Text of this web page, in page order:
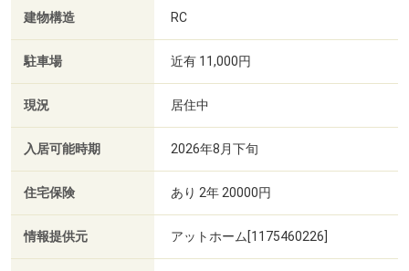
建物構造 RC
駐車場 近有 11,000円
現況 居住中
入居可能時期 2026年8月下旬
住宅保険 あり 2年 20000円
情報提供元 アットホーム[1175460226]